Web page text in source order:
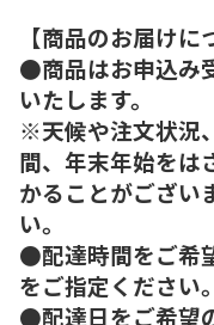
【商品のお届けに
●商品はお申込み
いたします。
※天候や注文状況
間、年末年始をは
かることがござい
い。
●配達時間をご希
をご指定ください。
●配達日をご希望